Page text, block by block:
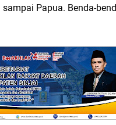
Papua. Benda-